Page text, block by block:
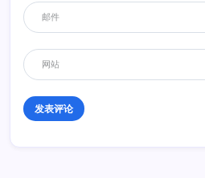
回复
車子好，可唔可以買部to me?